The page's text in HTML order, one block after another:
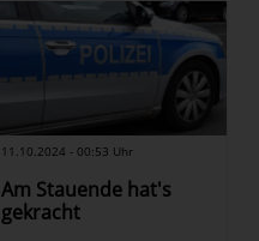
11.10.2024 - 00:53 Uhr
Am Stauende hat's
gekracht